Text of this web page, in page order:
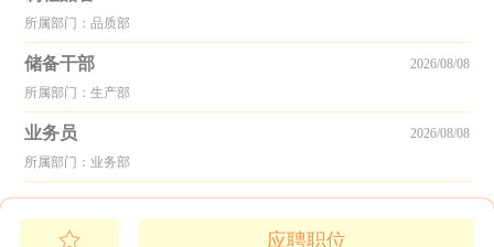
所属部门：品质部
储备干部
所属部门：生产部
2026/08/08
业务员
所属部门：业务部
2026/08/08
应聘职位